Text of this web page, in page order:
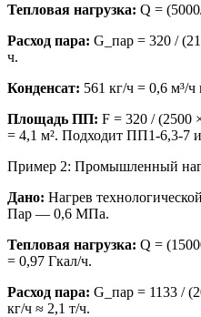
Тепловая нагрузка: Q =
Расход пара: G_пар = 320 /
ч.
Конденсат: 561 кг/ч = 0,6 м³/ч
Площадь ПП: F = 320 / (2500
= 4,1 м². Подходит ПП1-6,3-7
Пример 2: Промышленный
Дано: Нагрев
Пар — 0,6 МПа.
Тепловая нагрузка: Q =
= 0,97 Гкал/ч.
Расход пара: G_пар = 1133 /
кг/ч ≈ 2,1 т/ч.